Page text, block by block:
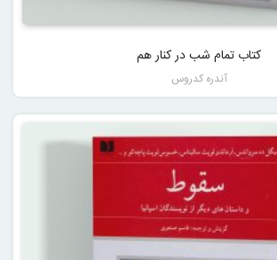
کتاب تمام شب در کنار هم
آندره کدروس
نمره
از 5